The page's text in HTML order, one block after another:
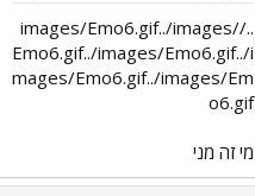
../images/Emo6.gif../images/
Emo6.gif../images/Emo6.gif../i
mages/Emo6.gif../images/Em
o6.gif
מי זה מני